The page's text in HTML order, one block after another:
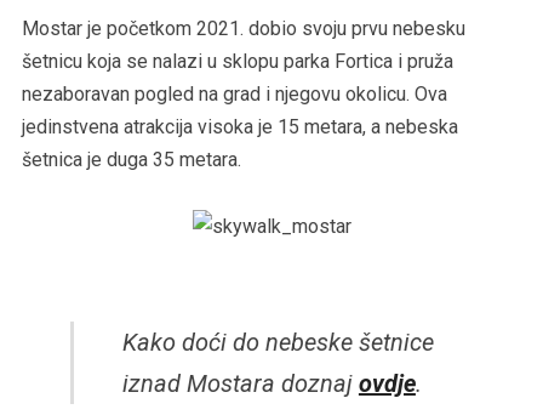
Mostar je početkom 2021. dobio svoju prvu nebesku
šetnicu koja se nalazi u sklopu parka Fortica i pruža
nezaboravan pogled na grad i njegovu okolicu. Ova
jedinstvena atrakcija visoka je 15 metara, a nebeska
šetnica je duga 35 metara.
Kako doći do nebeske šetnice
iznad Mostara doznaj ovdje.